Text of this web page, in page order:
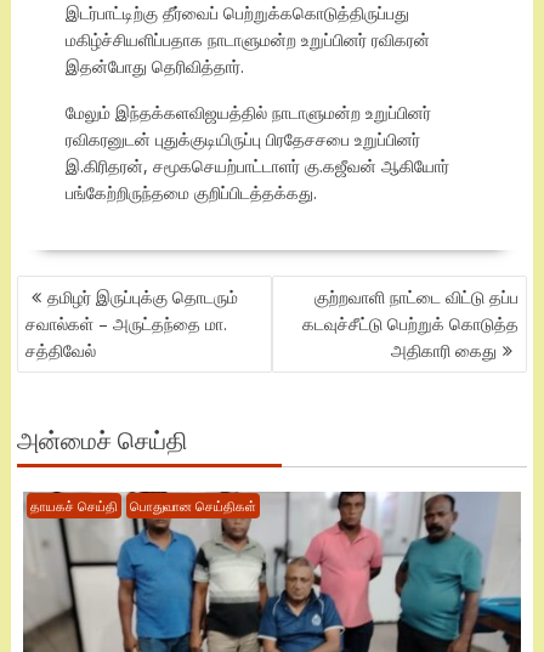
இடர்பாட்டிற்கு தீர்வைப் பெற்றுக்ககொடுத்திருப்பது
மகிழ்ச்சியளிப்பதாக நாடாளுமன்ற உறுப்பினர் ரவிகரன்
இதன்போது தெரிவித்தார்.
மேலும் இந்தக்களவிஜயத்தில் நாடாளுமன்ற உறுப்பினர்
ரவிகரனுடன் புதுக்குடியிருப்பு பிரதேசசபை உறுப்பினர்
இ.கிரிதரன், சமூகசெயற்பாட்டாளர் கு.கஜீவன் ஆகியோர்
பங்கேற்றிருந்தமை குறிப்பிடத்தக்கது.
POST
NAVIGATION
தமிழர் இருப்புக்கு தொடரும்
சவால்கள் – அருட்தந்தை மா.
சத்திவேல்
குற்றவாளி நாட்டை விட்டு தப்ப
கடவுச்சீட்டு பெற்றுக் கொடுத்த
அதிகாரி கைது
அன்மைச் செய்தி
தாயகச் செய்தி பொதுவான செய்திகள்